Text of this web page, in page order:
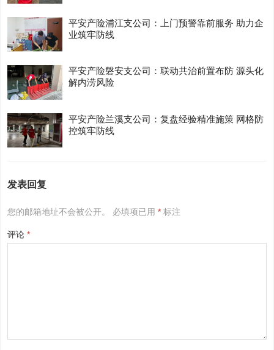
平安产险浦江支公司：上门预警靠前服务 助力企
业筑牢防线
平安产险磐安支公司：联动共治前置布防 源头化
解内涝风险
平安产险兰溪支公司：复盘经验精准施策 网格防
控筑牢防线
发表回复
您的邮箱地址不会被公开。 必填项已用* 标注
评论*